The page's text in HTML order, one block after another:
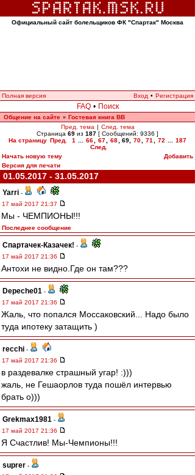
Официальный сайт болельщиков ФК "Спартак" Москва
Полная версия Вход • Регистрация
FAQ • Поиск
Общение на сайте » Гостевая книга ВВ
Пред. тема | След. тема
Страница 69 из 187 [ Сообщений: 9336 ]
На страницу Пред. 1 66 67 68 69 70 71 72
187
След.
Начать новую тему
Добавить
Версия для печати
01.05.2017 - 31.05.2017
Yarri -
17 май 2017 21:37
Мы - ЧЕМПИОНЫ!!!
Последнее сообщение
Спартачек-Казачек! -
17 май 2017 21:36
Антохи не видно.Где он там???
Depeche01 -
17 май 2017 21:36
Жаль, что попался Моссаковский... Надо было
туда ипотеку затащить )
recchi -
17 май 2017 21:36
в раздевалке страшный угар! :)))
жаль, не Гешаорлов туда пошёл интервью
брать о)))
Grekmax1981 -
17 май 2017 21:36
Я Счастлив! Мы-Чемпионы!!!
suprer -